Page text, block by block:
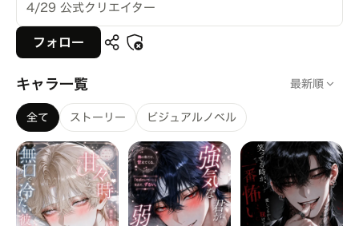
4/29 公式クリエイター
無断転載❌商用利用❌⚠盗作だめですよ？
X→@yorunomousigo
マシュマロ置いてますんっ感想喜びます❤
フォロー
キャラ一覧 最新順
全て ストーリー ビジュアルノベル